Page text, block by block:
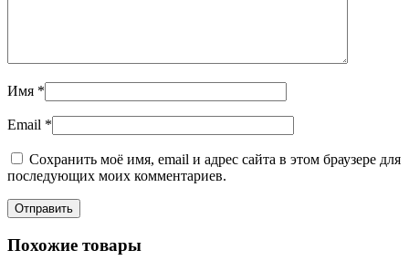
Имя *
Email *
Сохранить моё имя, email и адрес сайта в этом браузере для
последующих моих комментариев.
Похожие товары